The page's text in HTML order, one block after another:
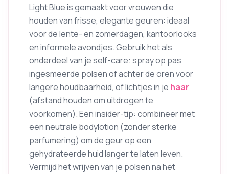
Light Blue is gemaakt voor vrouwen die
houden van frisse, elegante geuren: ideaal
voor de lente- en zomerdagen, kantoorlooks
en informele avondjes. Gebruik het als
onderdeel van je self-care: spray op pas
ingesmeerde polsen of achter de oren voor
langere houdbaarheid, of lichtjes in je haar
(afstand houden om uitdrogen te
voorkomen). Een insider-tip: combineer met
een neutrale bodylotion (zonder sterke
parfumering) om de geur op een
gehydrateerde huid langer te laten leven.
Vermijd het wrijven van je polsen na het